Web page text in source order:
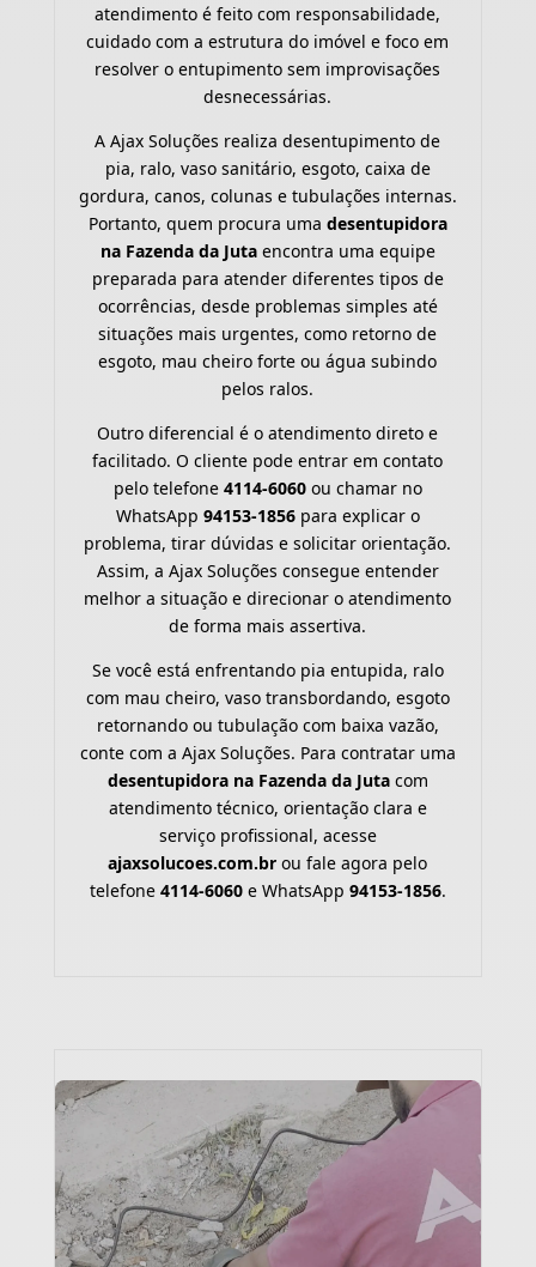
atendimento é feito com responsabilidade,
cuidado com a estrutura do imóvel e foco em
resolver o entupimento sem improvisações
desnecessárias.
A Ajax Soluções realiza desentupimento de
pia, ralo, vaso sanitário, esgoto, caixa de
gordura, canos, colunas e tubulações internas.
Portanto, quem procura uma desentupidora
na Fazenda da Jutaencontra uma equipe
preparada para atender diferentes tipos de
ocorrências, desde problemas simples até
situações mais urgentes, como retorno de
esgoto, mau cheiro forte ou água subindo
pelos ralos.
Outro diferencial é o atendimento direto e
facilitado. O cliente pode entrar em contato
pelo telefone 4114-6060ou chamar no
WhatsApp 94153-1856para explicar o
problema, tirar dúvidas e solicitar orientação.
Assim, a Ajax Soluções consegue entender
melhor a situação e direcionar o atendimento
de forma mais assertiva.
Se você está enfrentando pia entupida, ralo
com mau cheiro, vaso transbordando, esgoto
retornando ou tubulação com baixa vazão,
conte com a Ajax Soluções. Para contratar uma
desentupidora na Fazenda da Jutacom
atendimento técnico, orientação clara e
serviço profissional, acesse
ajaxsolucoes.com.br ou fale agora pelo
telefone 4114-6060e WhatsApp 94153-1856.